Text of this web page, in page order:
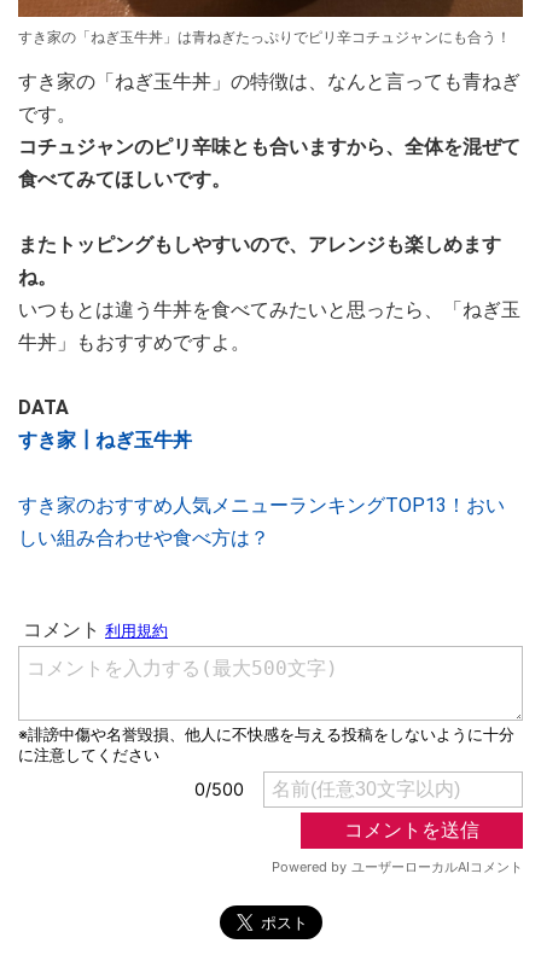
すき家の「ねぎ玉牛丼」は青ねぎたっぷりでピリ辛コチュジャンにも合う！
すき家の「ねぎ玉牛丼」の特徴は、なんと言っても青ねぎ
です。
コチュジャンのピリ辛味とも合いますから、全体を混ぜて
食べてみてほしいです。
またトッピングもしやすいので、アレンジも楽しめます
ね。
いつもとは違う牛丼を食べてみたいと思ったら、「ねぎ玉
牛丼」もおすすめですよ。
DATA
すき家┃ねぎ玉牛丼
すき家のおすすめ人気メニューランキングTOP13！おい
しい組み合わせや食べ方は？